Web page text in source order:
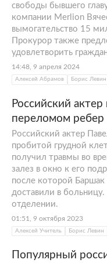
свободы бывшего
компании Merlion
вымогательство 15
Прокурор также
удовлетворить
14:48, 9 апреля 2024
Алексей Абрамов Борис Левин
Российский
переломом ребер
Российский актер
пробитой грудной
получил травмы во
залез в окно к его
после которой
доставили в
отделении.
01:51, 9 октября 2023
Алексей Учитель Борис Левин
Популярный